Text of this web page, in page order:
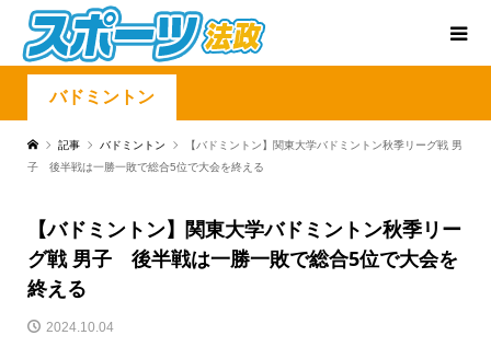
バドミントン
記事 バドミントン
【バドミントン】関東大学バドミントン秋季リーグ戦 男
子 後半戦は一勝一敗で総合5位で大会を終える
【バドミントン】関東大学バドミントン秋季リー
グ戦 男子 後半戦は一勝一敗で総合5位で大会を
終える
2024.10.04